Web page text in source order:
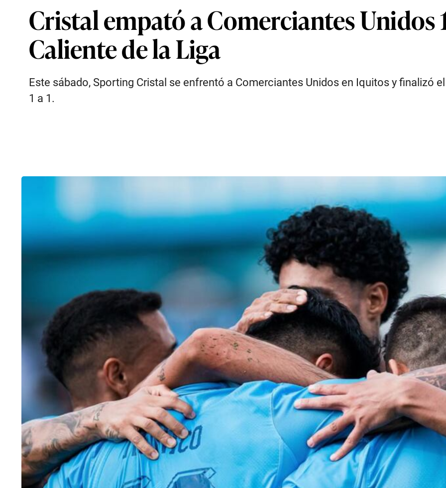
Cristal empató a Comerciantes Unidos
Caliente de la Liga
Este sábado, Sporting Cristal se enfrentó a Comerciantes Unidos en Iquitos y finalizó
1 a 1.